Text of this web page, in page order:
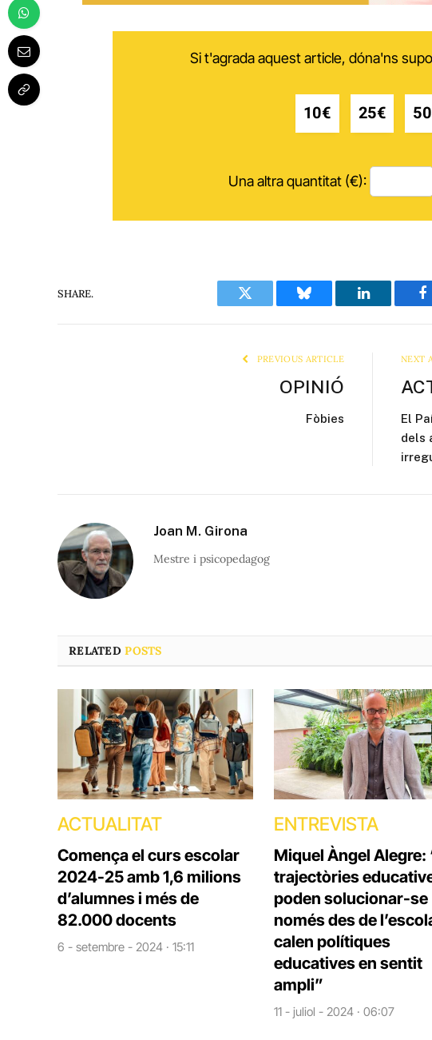
Si t'agrada aquest article, dóna'ns
10€ 25€
Una altra quantitat (€):
SHARE.
Twitter Bluesky LinkedIn
PREVIOUS ARTICLE
OPINIÓ
Fòbies
NEXT
El
dels
Joan M. Girona
Mestre i psicopedagog
RELATEDPOSTS
ACTUALITAT
Comença el curs escolar
2024-25 amb 1,6 milions
d’alumnes i més de
82.000 docents
6 - setembre - 2024 · 15:11
ENTREVISTA
Miquel Àngel Alegre:
trajectòries
poden solucionar-se
només des de
calen polítiques
educatives en sentit
ampli”
11 - juliol - 2024 · 06:07